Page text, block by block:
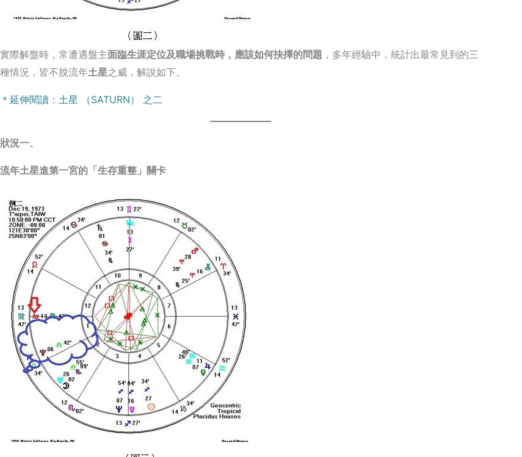
實際解盤時，常遭遇盤主面臨生涯定位及職場挑戰時，應該如何抉擇的問題 ，多年經驗中，統計出最常見到的三
種情況，皆不脫流年土星之威，解說如下。
＊延伸閱讀：土星 （SATURN） 之二
狀況一、
流年土星進第一宮的「生存重整」關卡